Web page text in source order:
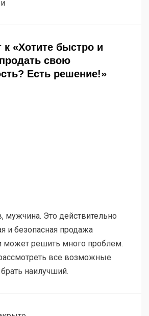
к «Хотите быстро и
свою
Есть решение!»
мужчина. Это действительно
и безопасная продажа
может решить много проблем.
все возможные
наилучший.